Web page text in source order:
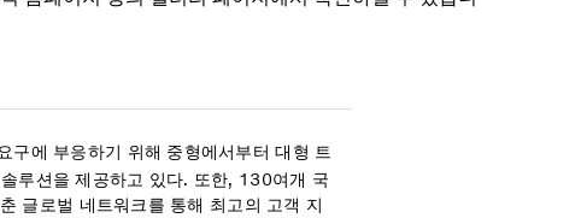
구에 부응하기 위해 중형에서부터 대형 트
루션을 제공하고 있다. 또한, 130여개 국
글로벌 네트워크를 통해 최고의 고객 지